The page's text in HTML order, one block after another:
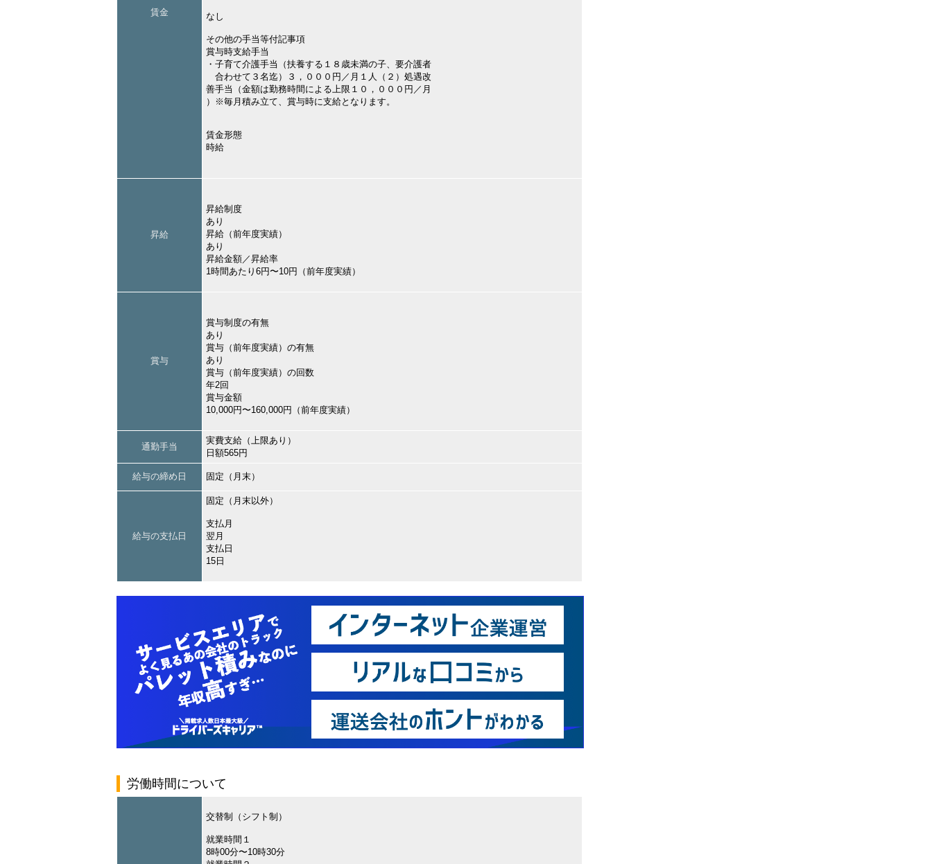
賃金 なし
その他の手当等付記事項
賞与時支給手当
・子育て介護手当（扶養する１８歳未満の子、要介護者
合わせて３名迄）３，０００円／月１人（２）処遇改
善手当（金額は勤務時間による上限１０，０００円／月
）※毎月積み立て、賞与時に支給となります。
賃金形態
時給
昇給
昇給制度
あり
昇給（前年度実績）
あり
昇給金額／昇給率
1時間あたり6円〜10円（前年度実績）
賞与
賞与制度の有無
あり
賞与（前年度実績）の有無
あり
賞与（前年度実績）の回数
年2回
賞与金額
10,000円〜160,000円（前年度実績）
通勤手当
実費支給（上限あり）
日額565円
給与の締め日 固定（月末）
給与の支払日
固定（月末以外）
支払月
翌月
支払日
15日
労働時間について
交替制（シフト制）
就業時間１
8時00分〜10時30分